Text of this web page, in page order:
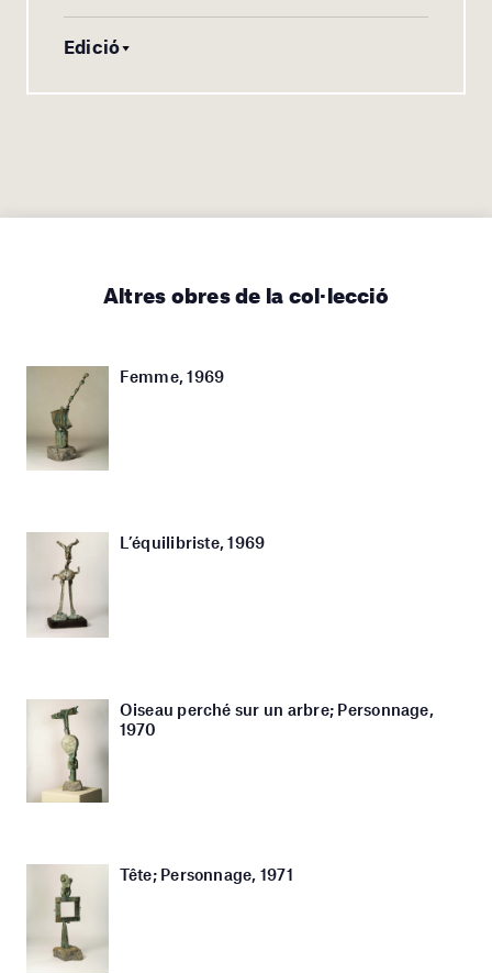
Edició
Altres obres de la col·lecció
Femme, 1969
L’équilibriste, 1969
Oiseau perché sur un arbre; Personnage,
1970
Tête; Personnage, 1971